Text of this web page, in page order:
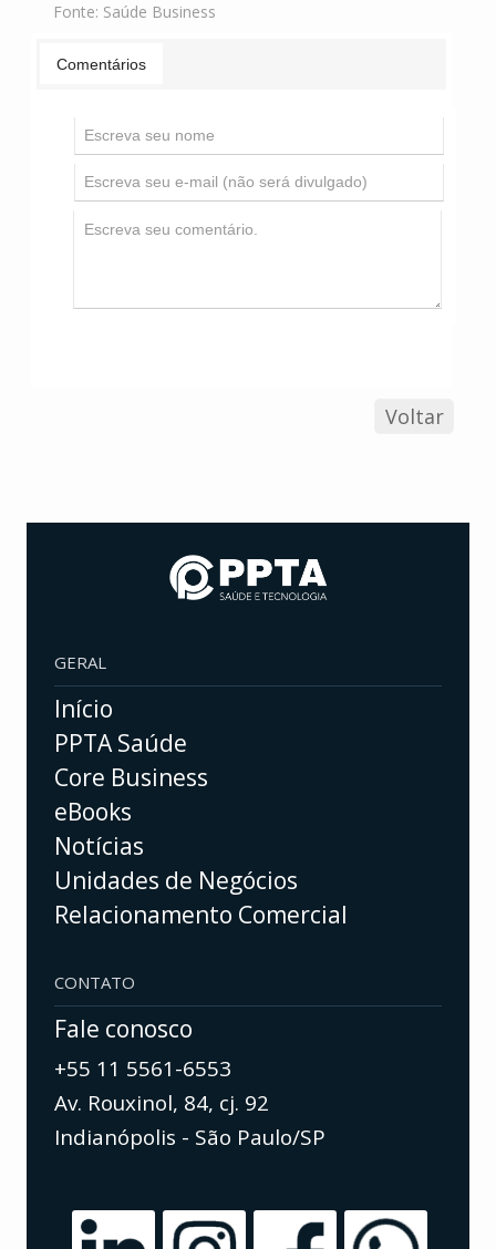
Fonte: Saúde Business
Comentários
Voltar
GERAL
Início
PPTA Saúde
Core Business
eBooks
Notícias
Unidades de Negócios
Relacionamento Comercial
CONTATO
Fale conosco
+55 11 5561-6553
Av. Rouxinol, 84, cj. 92
Indianópolis - São Paulo/SP